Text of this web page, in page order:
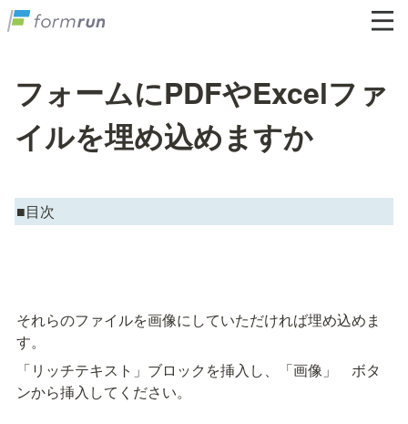
フォームにPDFやExcelファ
イルを埋め込めますか
■目次
それらのファイルを画像にしていただければ埋め込めま
す。
「リッチテキスト」ブロックを挿入し、「画像」　ボタ
ンから挿入してください。